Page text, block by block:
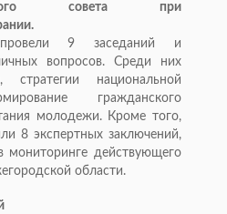
совета при
9 заседаний и
вопросов. Среди них
стратегии национальной
гражданского
молодежи. Кроме того,
8 экспертных заключений,
мониторинге действующего
области.